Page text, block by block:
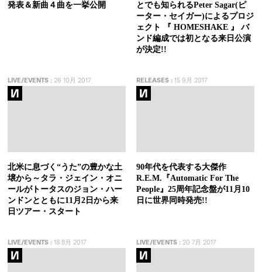
発表＆新曲４曲を一挙公開
とでも知られるPeter Sagar(ピ
ーター・セイガー)によるプロジ
ェクト 『 HOMESHAKE 』 バ
ンド編成では初となる来日公演
が決定!!
LIVE/EVENTS : 26 10月 2017
北米に息づく“うた”の豊かな土
壌から～タラ・ジェイン・オニ
ールがトータスのジョン・ハー
ンドンとともに11月2日から来
日ツアー・スタート
RELEASES:15 9月 2017
90年代を代表する大傑作
R.E.M.『Automatic For The
People』25周年記念盤が11月10
日に世界同時発売!!
LIVE/EVENTS : 18 8月 2017 LIVE/EVENTS:20 7月 2017